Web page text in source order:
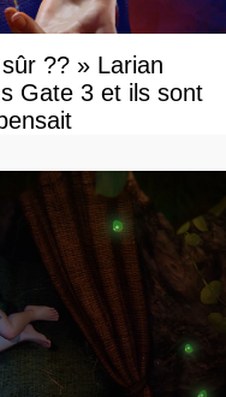
?? » Larian
Gate 3 et ils sont